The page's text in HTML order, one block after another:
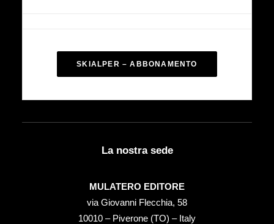
SKIALPER – ABBONAMENTO
La nostra sede
MULATERO EDITORE
via Giovanni Flecchia, 58
10010 – Piverone (TO) – Italy